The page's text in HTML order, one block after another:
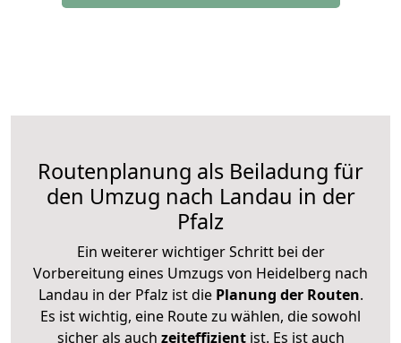
Routenplanung als Beiladung für
den Umzug nach Landau in der
Pfalz
Ein weiterer wichtiger Schritt bei der
Vorbereitung eines Umzugs von Heidelberg nach
Landau in der Pfalz ist diePlanung der Routen.
Es ist wichtig, eine Route zu wählen, die sowohl
sicher als auch zeiteffizientist. Es ist auch